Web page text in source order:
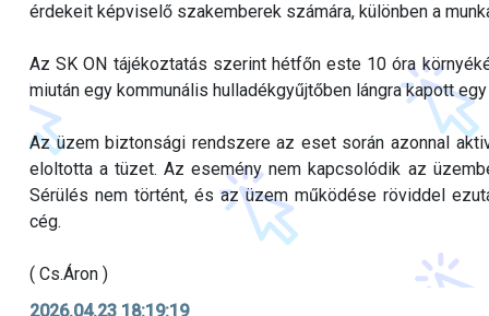
érdekeit képviselő szakemberek számára, különben a
Az SK ON tájékoztatás szerint hétfőn este 10 óra
miután egy kommunális hulladékgyűjtőben lángra kapott egy
Az üzem biztonsági rendszere az eset során azonnal
eloltotta a tüzet. Az esemény nem kapcsolódik az
Sérülés nem történt, és az üzem működése röviddel
cég.
( Cs.Áron )
2026.04.23 18:19:19